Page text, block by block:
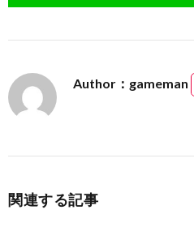
Author：gameman
関連する記事